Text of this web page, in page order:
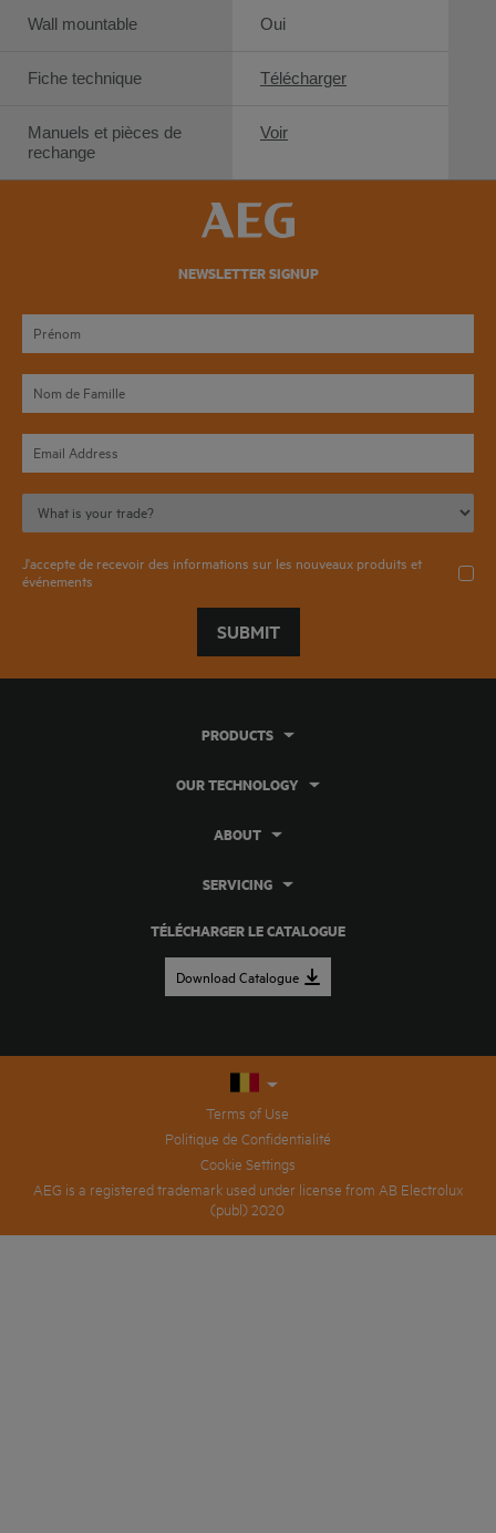
Wall mountable
Fiche technique
Manuels et pièces de
rechange
Oui
Télécharger
Voir
NEWSLETTER SIGNUP
J'accepte de recevoir des informations sur les nouveaux produits et
événements
SUBMIT
TÉLÉCHARGER LE CATALOGUE
Download Catalogue
PRODUCTS
OUR TECHNOLOGY
ABOUT
SERVICING
Terms of Use
Politique de Confidentialité
Cookie Settings
AEG is a registered trademark used under license from AB Electrolux
(publ) 2020